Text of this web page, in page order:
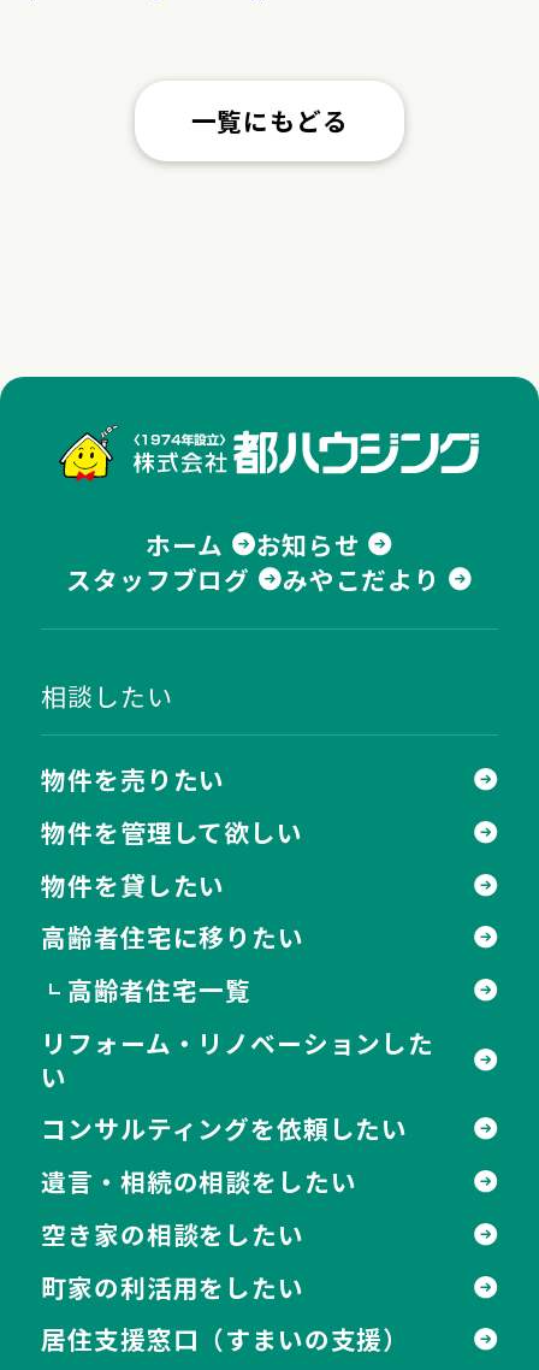
一覧にもどる
ホーム
お知らせ
スタッフブログ
みやこだより
相談したい
物件を売りたい
物件を管理して欲しい
物件を貸したい
高齢者住宅に移りたい
┗ 高齢者住宅一覧
リフォーム・リノベーションした
い
コンサルティングを依頼したい
遺言・相続の相談をしたい
空き家の相談をしたい
町家の利活用をしたい
居住支援窓口 （すまいの支援）